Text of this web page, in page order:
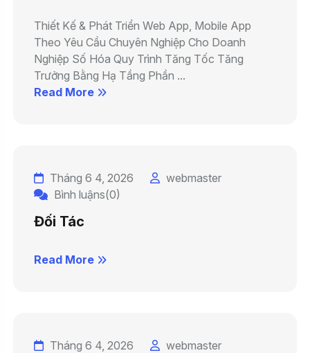
Thiết Kế & Phát Triển Web App, Mobile App
Theo Yêu Cầu Chuyên Nghiệp Cho Doanh
Nghiệp Số Hóa Quy Trình Tăng Tốc Tăng
Trưởng Bằng Hạ Tầng Phần ...
Read More
Tháng 6 4, 2026
webmaster
Bình luậns(0)
Đối Tác
Read More
Tháng 6 4, 2026
webmaster